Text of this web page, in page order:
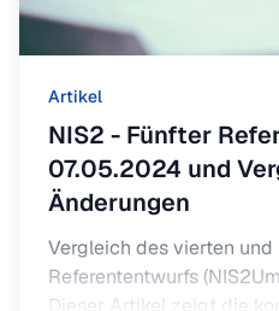
Artikel
NIS2 - Fünfter
07.05.2024 und
Änderungen
Vergleich des vierten
Referententwurfs
Dieser Artikel zeigt die